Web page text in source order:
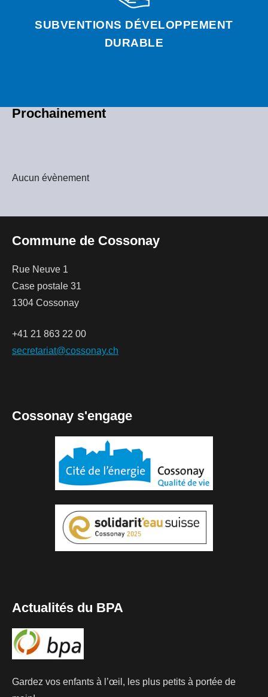
SUBVENTIONS DÉVELOPPEMENT
DURABLE
Prochainement
Aucun évènement
Commune de Cossonay
Rue Neuve 1
Case postale 31
1304 Cossonay
+41 21 863 22 00
secretariat@cossonay.ch
Cossonay s'engage
Actualités du BPA
Gardez vos enfants à l’œil, les plus petits à portée de